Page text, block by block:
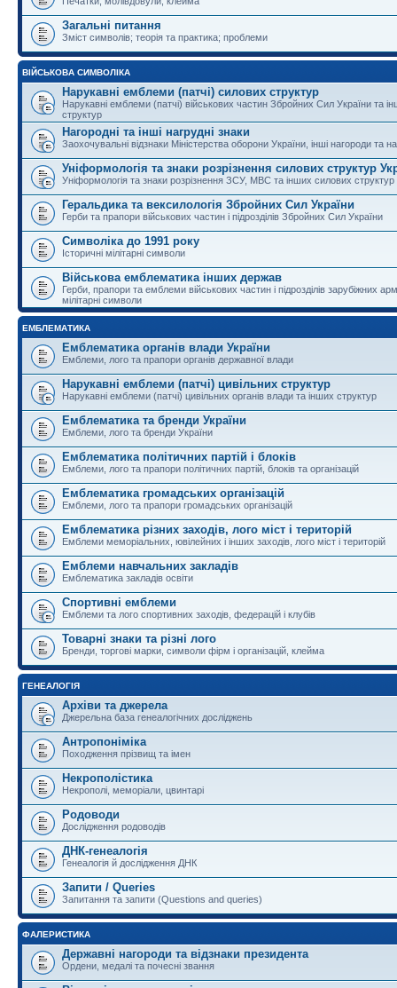
Загальні питання
Зміст символів; теорія та практика; проблеми
ВІЙСЬКОВА СИМВОЛІКА
Нарукавні емблеми (патчі) силових структур
Нарукавні емблеми (патчі) військових частин Збройних Сил України та
структур
Нагородні та інші нагрудні знаки
Заохочувальні відзнаки Міністерства оборони України, інші нагороди та
Уніформологія та знаки розрізнення силових структур
Уніформологія та знаки розрізнення ЗСУ, МВС та інших силових структур
Геральдика та вексилологія Збройних Сил України
Герби та прапори військових частин і підрозділів Збройних Сил України
Символіка до 1991 року
Історичні мілітарні символи
Військова емблематика інших держав
Герби, прапори та емблеми військових частин і підрозділів зарубіжних
мілітарні символи
ЕМБЛЕМАТИКА
Емблематика органів влади України
Емблеми, лого та прапори органів державної влади
Нарукавні емблеми (патчі) цивільних структур
Нарукавні емблеми (патчі) цивільних органів влади та інших структур
Емблематика та бренди України
Емблеми, лого та бренди України
Емблематика політичних партій і блоків
Емблеми, лого та прапори політичних партій, блоків та організацій
Емблематика громадських організацій
Емблеми, лого та прапори громадських організацій
Емблематика різних заходів, лого міст і територій
Емблеми меморіальних, ювілейних і інших заходів, лого міст і територій
Емблеми навчальних закладів
Емблематика закладів освіти
Спортивні емблеми
Емблеми та лого спортивних заходів, федерацій і клубів
Товарні знаки та різні лого
Бренди, торгові марки, символи фірм і організацій, клейма
ГЕНЕАЛОГІЯ
Архіви та джерела
Джерельна база генеалогічних досліджень
Антропоніміка
Походження прізвищ та імен
Некрополістика
Некрополі, меморіали, цвинтарі
Родоводи
Дослідження родоводів
ДНК-генеалогія
Генеалогія й дослідження ДНК
Запити / Queries
Запитання та запити (Questions and queries)
ФАЛЕРИСТИКА
Державні нагороди та відзнаки президента
Ордени, медалі та почесні звання